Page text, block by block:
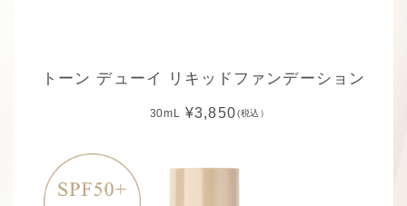
トーン デューイ リキッドファンデーション
30mL ¥3,850(税込）